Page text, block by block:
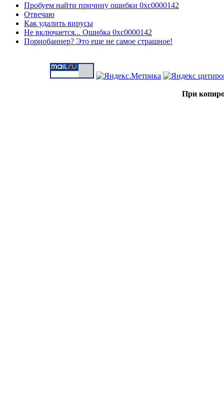
Пробуем найти причину ошибки 0xc0000142
Отвечаю
Как удалить вирусы
Не включается... Ошибка 0xc0000142
Порнобаннер? Это еще не самое страшное!
При